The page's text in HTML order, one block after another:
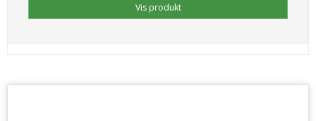
Vis produkt